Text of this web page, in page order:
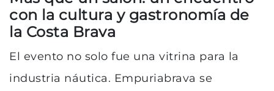
con la cultura y gastronomía de
la Costa Brava
El evento no solo fue una vitrina para la
industria náutica. Empuriabrava se